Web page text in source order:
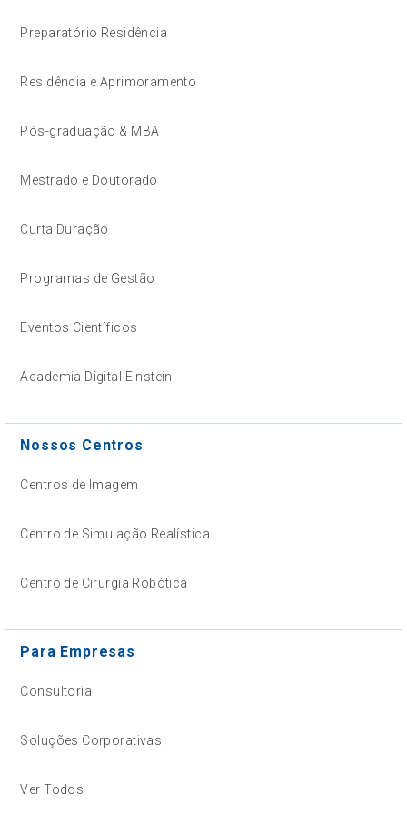
Preparatório Residência
Residência e Aprimoramento
Pós-graduação & MBA
Mestrado e Doutorado
Curta Duração
Programas de Gestão
Eventos Científicos
Academia Digital Einstein
Nossos Centros
Centros de Imagem
Centro de Simulação Realística
Centro de Cirurgia Robótica
Para Empresas
Consultoria
Soluções Corporativas
Ver Todos